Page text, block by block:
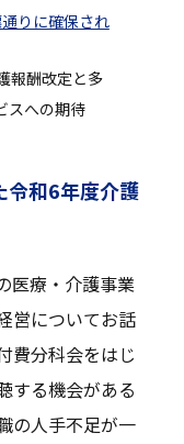
りに確保され
報酬改定と多
スへの期待
令和6年度介護
医療・介護事業
営についてお話
費分科会をはじ
する機会がある
の人手不足が一